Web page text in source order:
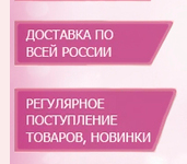
подснежники
искусственные, Белые,